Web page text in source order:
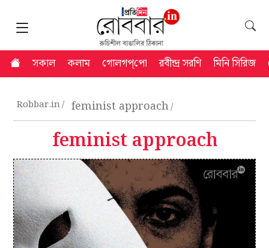
সকাল কলাম গোলগপ্‌পো রবীন্দ্র সরণি মিনি সিরিজ
Robbar.in feminist approach
feminist approach